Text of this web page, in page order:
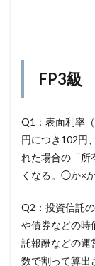
FP3級
Q1：表面利率
円につき102円
れた場合の「所
くなる。◯か×か
Q2：投資信託
や債券などの時
託報酬などの運
数で割って算出